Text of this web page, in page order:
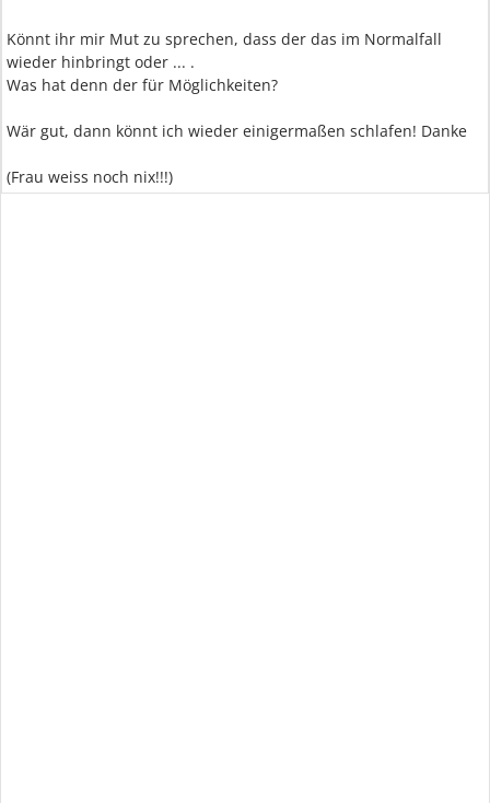
Könnt ihr mir Mut zu sprechen, dass der das im Normalfall
wieder hinbringt oder ... .
Was hat denn der für Möglichkeiten?
Wär gut, dann könnt ich wieder einigermaßen schlafen! Danke
(Frau weiss noch nix!!!)